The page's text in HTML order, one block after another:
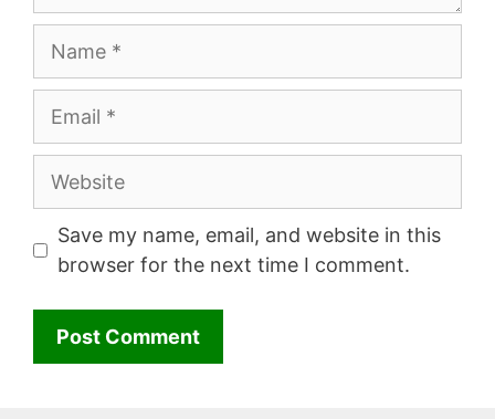
Name
Email
Website
Save my name, email, and website in this
browser for the next time I comment.